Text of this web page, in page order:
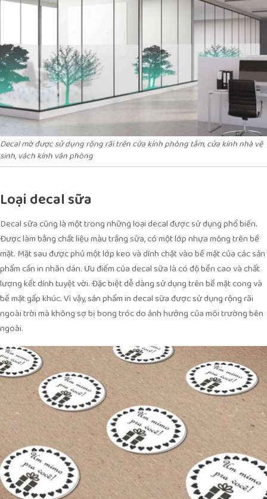
Decal mờ được sử dụng rộng rãi trên cửa kính phòng tắm, cửa kính nhà vệ
sinh, vách kính văn phòng
Loại decal sữa
Decal sữa cũng là một trong những loại decal được sử dụng phổ biến.
Được làm bằng chất liệu màu trắng sữa, có một lớp nhựa mỏng trên bề
mặt. Mặt sau được phủ một lớp keo và dính chặt vào bề mặt của các sản
phẩm cần in nhãn dán. Ưu điểm của decal sữa là có độ bền cao và chất
lượng kết dính tuyệt vời. Đặc biệt dễ dàng sử dụng trên bề mặt cong và
bề mặt gấp khúc. Vì vậy, sản phẩm in decal sữa được sử dụng rộng rãi
ngoài trời mà không sợ bị bong tróc do ảnh hưởng của môi trường bên
ngoài.